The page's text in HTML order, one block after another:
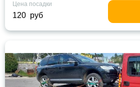
Цена посадки
120 руб